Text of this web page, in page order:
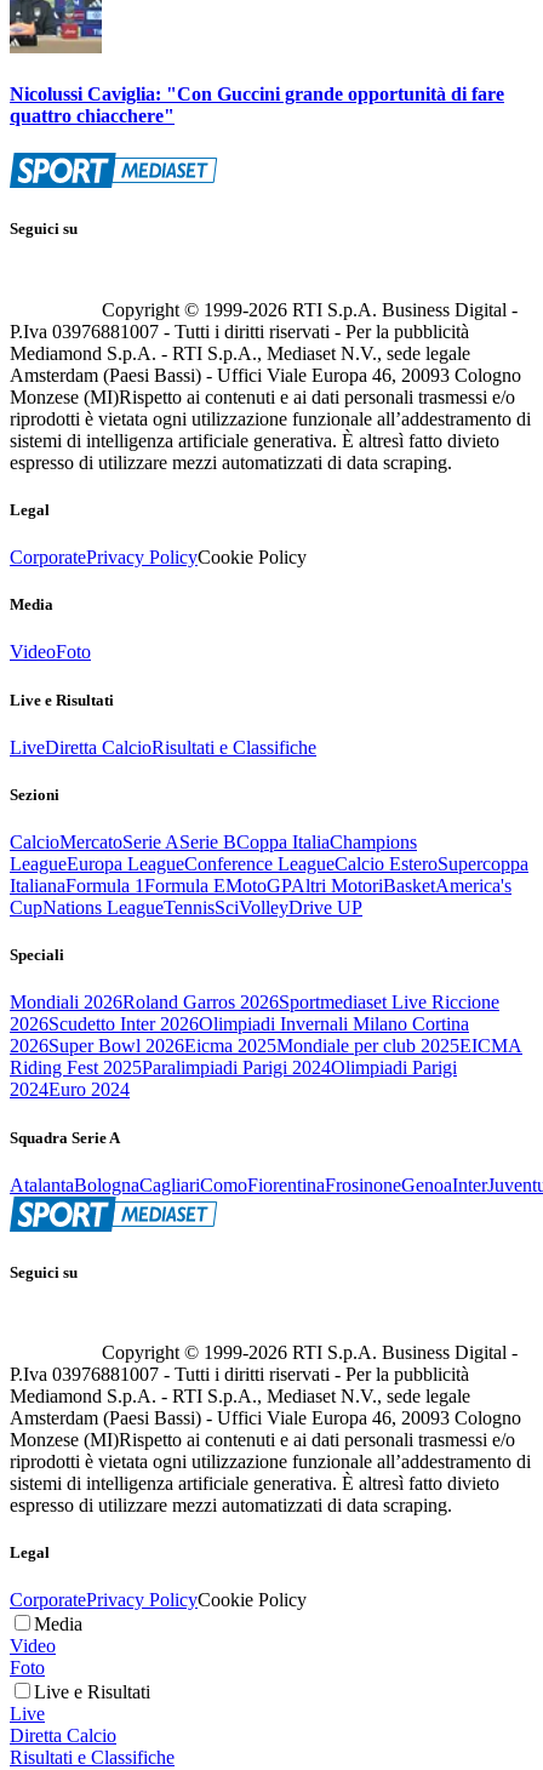
Nicolussi Caviglia: "Con Guccini grande opportunità di fare
quattro chiacchere"
Seguici su
Copyright © 1999-2026 RTI S.p.A. Business Digital -
P.Iva 03976881007 - Tutti i diritti riservati - Per la pubblicità
Mediamond S.p.A. - RTI S.p.A., Mediaset N.V., sede legale
Amsterdam (Paesi Bassi) - Uffici Viale Europa 46, 20093 Cologno
Monzese (MI)Rispetto ai contenuti e ai dati personali trasmessi e/o
riprodotti è vietata ogni utilizzazione funzionale all’addestramento di
sistemi di intelligenza artificiale generativa. È altresì fatto divieto
espresso di utilizzare mezzi automatizzati di data scraping.
Legal
CorporatePrivacy PolicyCookie Policy
Media
VideoFoto
Live e Risultati
LiveDiretta CalcioRisultati e Classifiche
Sezioni
CalcioMercatoSerie ASerie BCoppa ItaliaChampions
LeagueEuropa LeagueConference LeagueCalcio EsteroSupercoppa
ItalianaFormula 1Formula EMotoGPAltri MotoriBasketAmerica's
CupNations LeagueTennisSciVolleyDrive UP
Speciali
Mondiali 2026Roland Garros 2026Sportmediaset Live Riccione
2026Scudetto Inter 2026Olimpiadi Invernali Milano Cortina
2026Super Bowl 2026Eicma 2025Mondiale per club 2025EICMA
Riding Fest 2025Paralimpiadi Parigi 2024Olimpiadi Parigi
2024Euro 2024
Squadra Serie A
AtalantaBolognaCagliariComoFiorentinaFrosinoneGenoaInter
Seguici su
Copyright © 1999-2026 RTI S.p.A. Business Digital -
P.Iva 03976881007 - Tutti i diritti riservati - Per la pubblicità
Mediamond S.p.A. - RTI S.p.A., Mediaset N.V., sede legale
Amsterdam (Paesi Bassi) - Uffici Viale Europa 46, 20093 Cologno
Monzese (MI)Rispetto ai contenuti e ai dati personali trasmessi e/o
riprodotti è vietata ogni utilizzazione funzionale all’addestramento di
sistemi di intelligenza artificiale generativa. È altresì fatto divieto
espresso di utilizzare mezzi automatizzati di data scraping.
Legal
CorporatePrivacy PolicyCookie Policy
Media
Video
Foto
Live e Risultati
Live
Diretta Calcio
Risultati e Classifiche